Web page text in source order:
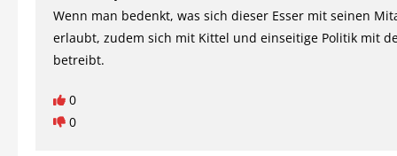
Wenn man bedenkt, was sich dieser Esser mit seinen
erlaubt, zudem sich mit Kittel und einseitige Politik mit
betreibt.
0
0